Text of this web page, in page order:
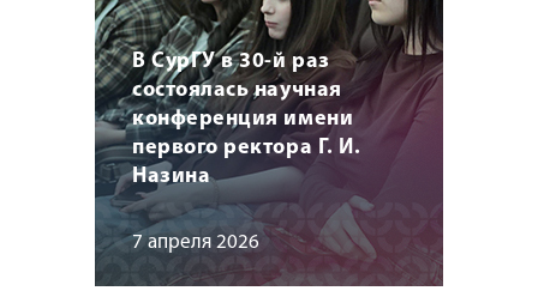
В СурГУ в 30-й раз
состоялась научная
конференция имени
первого ректора Г. И.
Назина
7 апреля 2026